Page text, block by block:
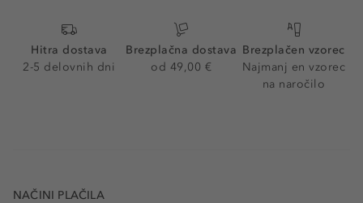
Hitra dostava
2-5 delovnih dni
Brezplačna dostava
od 49,00 €
Brezplačen vzorec
Najmanj en vzorec
na naročilo
NAČINI PLAČILA